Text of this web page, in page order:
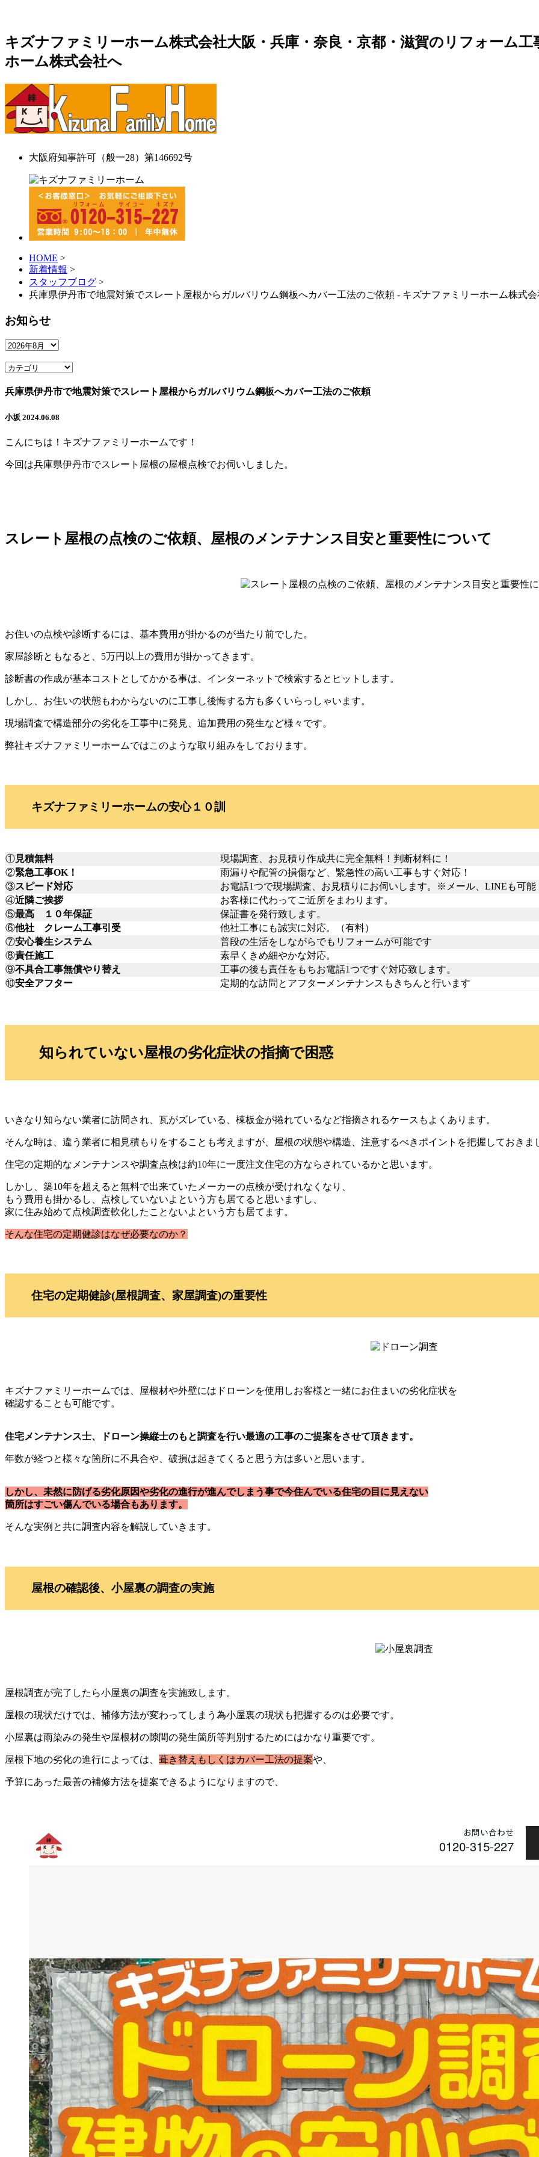
キズナファミリーホーム株式会社大阪・兵庫・奈良・京都・滋賀のリフォーム
ホーム株式会社へ
大阪府知事許可（般一28）第146692号
HOME >
新着情報 >
スタッフブログ >
兵庫県伊丹市で地震対策でスレート屋根からガルバリウム鋼板へカバー工法のご依頼 - キズナファミリーホーム株式会
お知らせ
兵庫県伊丹市で地震対策でスレート屋根からガルバリウム鋼板へカバー工法のご依頼
小坂 2024.06.08
こんにちは！キズナファミリーホームです！
今回は兵庫県伊丹市でスレート屋根の屋根点検でお伺いしました。
スレート屋根の点検のご依頼、屋根のメンテナンス目安と重要性について
お住いの点検や診断するには、基本費用が掛かるのが当たり前でした。
家屋診断ともなると、5万円以上の費用が掛かってきます。
診断書の作成が基本コストとしてかかる事は、インターネットで検索するとヒットします。
しかし、お住いの状態もわからないのに工事し後悔する方も多くいらっしゃいます。
現場調査で構造部分の劣化を工事中に発見、追加費用の発生など様々です。
弊社キズナファミリーホームではこのような取り組みをしております。
キズナファミリーホームの安心１０訓
①見積無料
現場調査、お見積り作成共に完全無料！判断材料に！
②緊急工事OK！
雨漏りや配管の損傷など、緊急性の高い工事もすぐ対応！
③スピード対応
お電話1つで現場調査、お見積りにお伺いします。※メール、LINEも可能
④近隣ご挨拶
お客様に代わってご近所をまわります。
⑤最高 １０年保証
保証書を発行致します。
⑥他社 クレーム工事引受
他社工事にも誠実に対応。（有料）
⑦安心養生システム
普段の生活をしながらでもリフォームが可能です
⑧責任施工
素早くきめ細やかな対応。
⑨不具合工事無償やり替え
工事の後も責任をもちお電話1つですぐ対応致します。
⑩安全アフター 定期的な訪問とアフターメンテナンスもきちんと行います
知られていない屋根の劣化症状の指摘で困惑
いきなり知らない業者に訪問され、瓦がズレている、棟板金が捲れているなど指摘されるケースもよくあります。
そんな時は、違う業者に相見積もりをすることも考えますが、屋根の状態や構造、注意するべきポイントを把握しておきま
住宅の定期的なメンテナンスや調査点検は約10年に一度注文住宅の方ならされているかと思います。
しかし、築10年を超えると無料で出来ていたメーカーの点検が受けれなくなり、
もう費用も掛かるし、点検していないよという方も居てると思いますし、
家に住み始めて点検調査軟化したことないよという方も居てます。
そんな住宅の定期健診はなぜ必要なのか？
住宅の定期健診(屋根調査、家屋調査)の重要性
キズナファミリーホームでは、屋根材や外壁にはドローンを使用しお客様と一緒にお住まいの劣化症状を
確認することも可能です。
住宅メンテナンス士、ドローン操縦士のもと調査を行い最適の工事のご提案をさせて頂きます。
年数が経つと様々な箇所に不具合や、破損は起きてくると思う方は多いと思います。
しかし、未然に防げる劣化原因や劣化の進行が進んでしまう事で今住んでいる住宅の目に見えない
箇所はすごい傷んでいる場合もあります。
そんな実例と共に調査内容を解説していきます。
屋根の確認後、小屋裏の調査の実施
屋根調査が完了したら小屋裏の調査を実施致します。
屋根の現状だけでは、補修方法が変わってしまう為小屋裏の現状も把握するのは必要です。
小屋裏は雨染みの発生や屋根材の隙間の発生箇所等判別するためにはかなり重要です。
屋根下地の劣化の進行によっては、 葺き替えもしくはカバー工法の提案や、
予算にあった最善の補修方法を提案できるようになりますので、